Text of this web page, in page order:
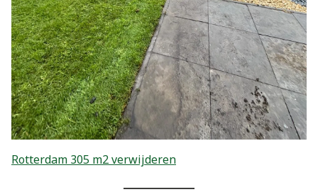
Rotterdam 305 m2 verwijderen